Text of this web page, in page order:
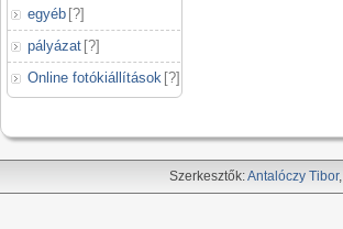
egyéb [?]
pályázat [?]
Online fotókiállítások [?]
Szerkesztők:Antalóczy Tibor,